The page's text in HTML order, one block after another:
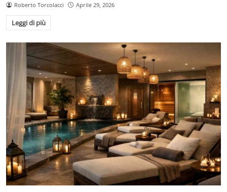
Roberto Torcolacci Aprile 29, 2026
Leggi di più